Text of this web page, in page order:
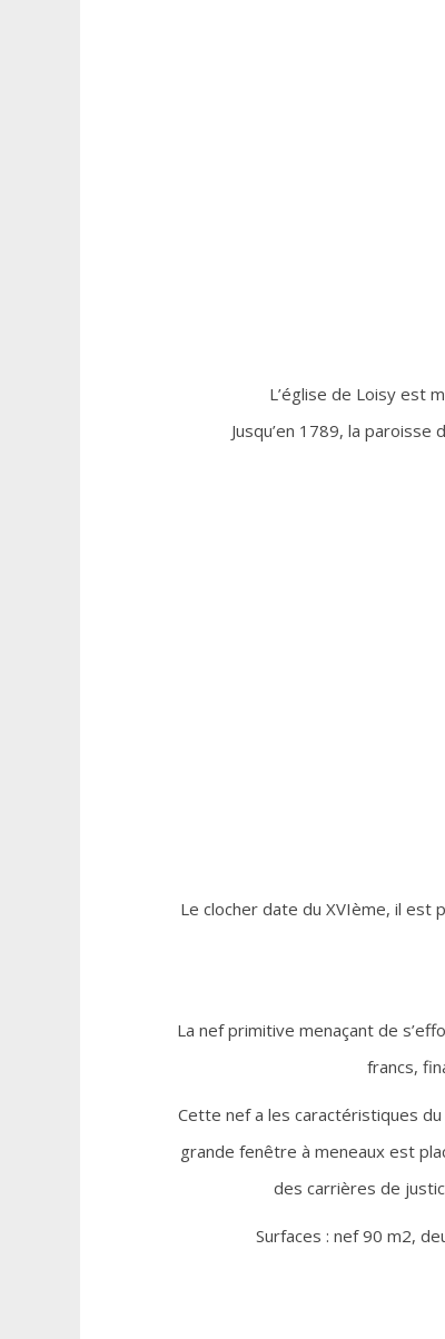
L’église de Loisy est
Jusqu’en 1789, la
Le clocher date du XVIème, il est
La nef primitive menaçant de
francs,
Cette nef a les caractéristiques
grande fenêtre à meneaux est
des carrières de
Surfaces : nef 90 m2,